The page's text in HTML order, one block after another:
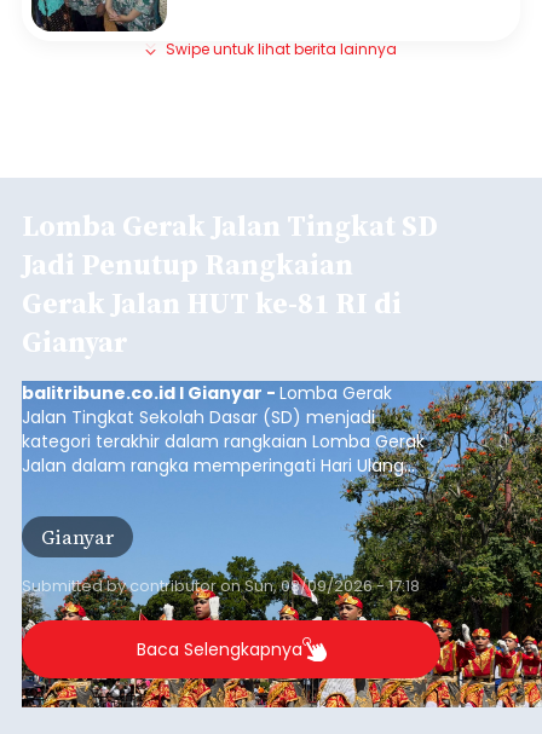
Swipe untuk lihat berita lainnya
Lomba Gerak Jalan Tingkat SD
Jadi Penutup Rangkaian
Gerak Jalan HUT ke-81 RI di
Gianyar
balitribune.co.id I Gianyar - Lomba Gerak
Jalan Tingkat Sekolah Dasar (SD) menjadi
kategori terakhir dalam rangkaian Lomba Gerak
Jalan dalam rangka memperingati Hari Ulang
Tahun (HUT) ke-81 Kemerdekaan Republik
Indonesia Tahun 2026 di Kabupaten Gianyar.
Gianyar
Submitted bycontributoronSun, 08/09/2026 - 17:18
Baca Selengkapnya